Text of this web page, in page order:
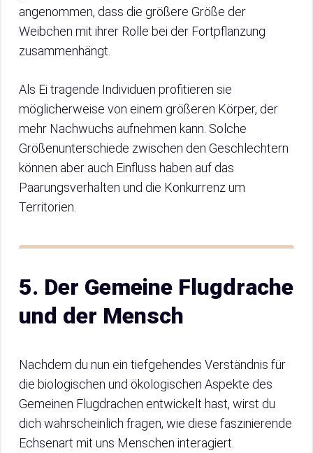
angenommen, dass die größere Größe der
Weibchen mit ihrer Rolle bei der Fortpflanzung
zusammenhängt.
Als Ei tragende Individuen profitieren sie
möglicherweise von einem größeren Körper, der
mehr Nachwuchs aufnehmen kann. Solche
Größenunterschiede zwischen den Geschlechtern
können aber auch Einfluss haben auf das
Paarungsverhalten und die Konkurrenz um
Territorien.
5. Der Gemeine Flugdrache
und der Mensch
Nachdem du nun ein tiefgehendes Verständnis für
die biologischen und ökologischen Aspekte des
Gemeinen Flugdrachen entwickelt hast, wirst du
dich wahrscheinlich fragen, wie diese faszinierende
Echsenart mit uns Menschen interagiert.